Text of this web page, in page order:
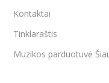
Kontaktai
Tinklaraštis
Muzikos parduotuvė